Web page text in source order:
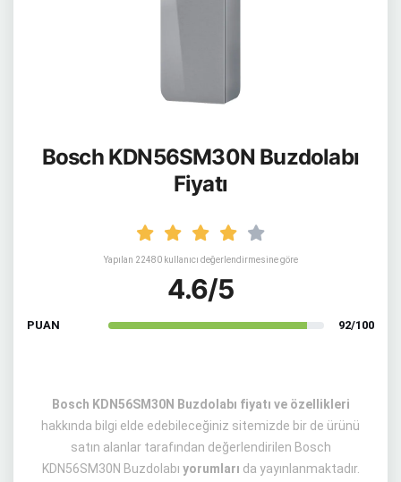
Bosch KDN56SM30N Buzdolabı
Fiyatı
Yapılan 22480 kullanıcı değerlendirmesine göre
4.6/5
PUAN 92/100
Bosch KDN56SM30N Buzdolabı fiyatı ve özellikleri
hakkında bilgi elde edebileceğiniz sitemizde bir de ürünü
satın alanlar tarafından değerlendirilen Bosch
KDN56SM30N Buzdolabı yorumları da yayınlanmaktadır.